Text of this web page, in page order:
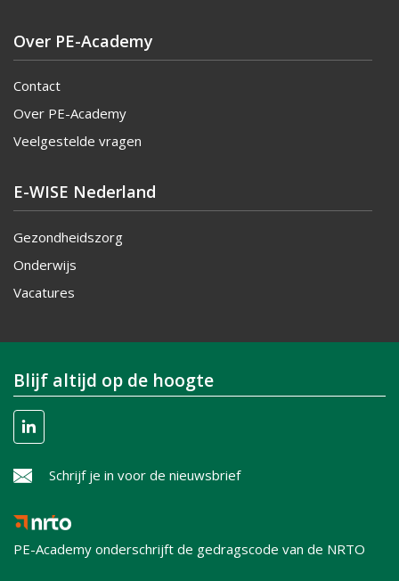
Over PE-Academy
Contact
Over PE-Academy
Veelgestelde vragen
E-WISE Nederland
Gezondheidszorg
Onderwijs
Vacatures
Blijf altijd op de hoogte
Schrijf je in voor de nieuwsbrief
PE-Academy onderschrijft de gedragscode van de NRTO